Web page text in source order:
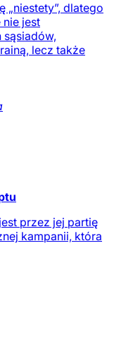
„niestety”, dlatego
jest
sąsiadów,
lecz także
przez jej partię
kampanii, która